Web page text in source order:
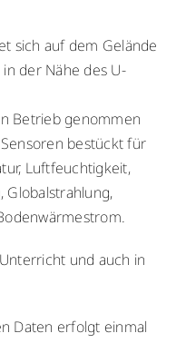
sich auf dem Gelände
der Nähe des U-
Betrieb genommen
bestückt für
Luftfeuchtigkeit,
Globalstrahlung,
und auch in
Daten erfolgt einmal